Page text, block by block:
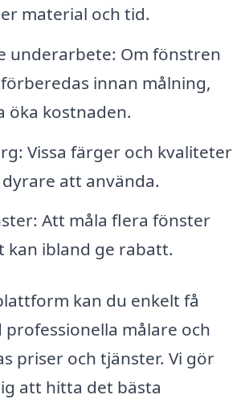
material och tid.
underarbete: Om fönstren
innan målning,
öka kostnaden.
Vissa färger och kvaliteter
att använda.
Att måla flera fönster
kan ibland ge rabatt.
kan du enkelt få
målare och
priser och tjänster. Vi gör
att hitta det bästa